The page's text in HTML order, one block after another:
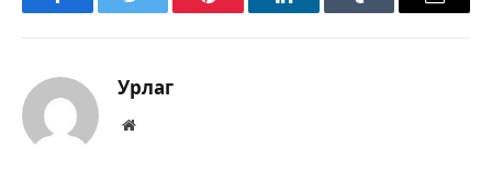
FacebookTwitter Pinterest LinkedInTumblr Имэйл
Урлаг
Вэбсайт